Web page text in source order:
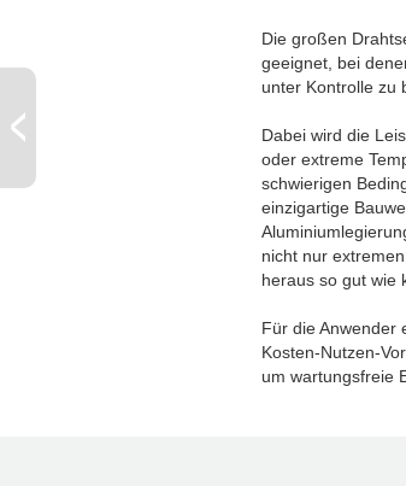
Die großen
geeignet, bei
unter Kontrolle zu
Dabei wird die
oder extreme
schwierigen
einzigartige
nicht nur
heraus so gut wie
Für die Anwender
Kosten-Nutzen-
um wartungsfreie